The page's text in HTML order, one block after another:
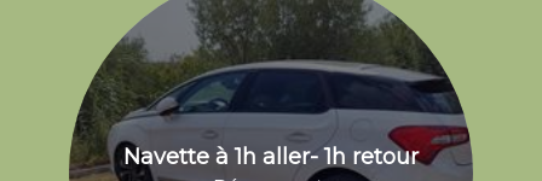
Navette à 1h aller- 1h retour